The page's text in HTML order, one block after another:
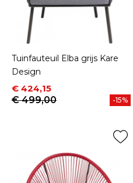
Tuinfauteuil Elba grijs Kare
Design
Prijs
€ 424,15
Normale prijs
€ 499,00
-15%